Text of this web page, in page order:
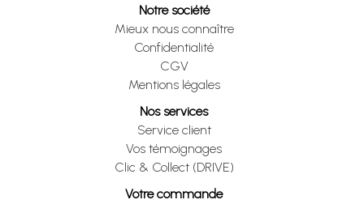
Notre société
Mieux nous connaître
Confidentialité
CGV
Mentions légales
Nos services
Service client
Vos témoignages
Clic & Collect (DRIVE)
Votre commande